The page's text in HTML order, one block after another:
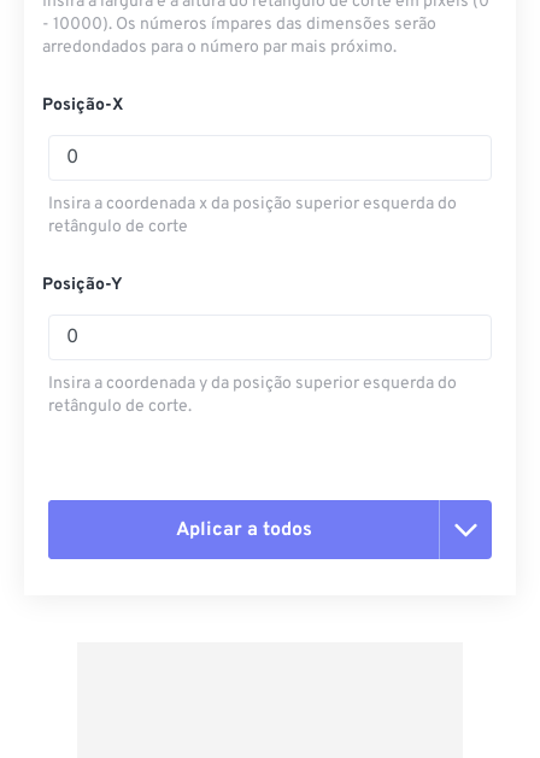
- 10000). Os números ímpares das dimensões serão
arredondados para o número par mais próximo.
Posição-X
Insira a coordenada x da posição superior esquerda do
retângulo de corte
Posição-Y
Insira a coordenada y da posição superior esquerda do
retângulo de corte.
Aplicar a todos